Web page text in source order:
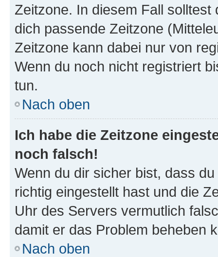
Zeitzone. In diesem Fall solltest
dich passende Zeitzone
Zeitzone kann dabei nur von
Wenn du noch nicht registriert
tun.
Nach oben
Ich habe die Zeitzone
noch falsch!
Wenn du dir sicher bist, dass
richtig eingestellt hast und die
Uhr des Servers vermutlich
damit er das Problem beheben
Nach oben